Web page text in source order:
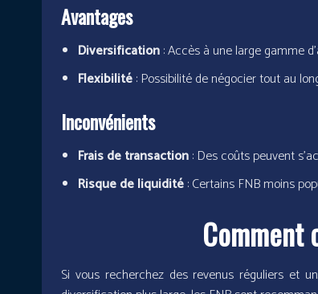
Avantages
Diversification: Accès à une large gamme
Flexibilité: Possibilité de négocier tout au
Inconvénients
Frais de transaction: Des coûts peuvent
Risque de liquidité: Certains FNB moins
Comment
Si vous recherchez des revenus réguliers et